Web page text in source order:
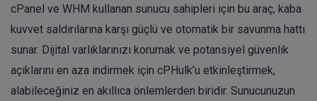
cPanel ve WHM kullanan sunucu sahipleri için bu araç, kaba
kuvvet saldırılarına karşı güçlü ve otomatik bir savunma hattı
sunar. Dijital varlıklarınızı korumak ve potansiyel güvenlik
açıklarını en aza indirmek için cPHulk’u etkinleştirmek,
alabileceğiniz en akıllıca önlemlerden biridir. Sunucunuzun